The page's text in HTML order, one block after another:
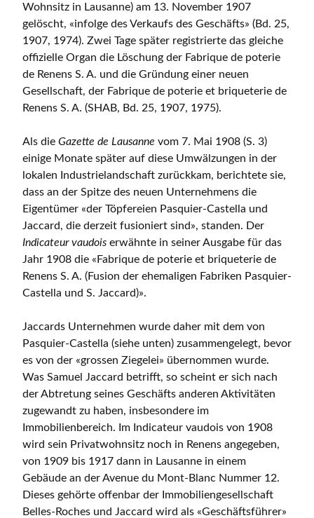
Wohnsitz in Lausanne) am 13. November 1907
gelöscht, «infolge des Verkaufs des Geschäfts» (Bd. 25,
1907, 1974). Zwei Tage später registrierte das gleiche
offizielle Organ die Löschung der Fabrique de poterie
de Renens S. A. und die Gründung einer neuen
Gesellschaft, der Fabrique de poterie et briqueterie de
Renens S. A. (SHAB, Bd. 25, 1907, 1975).
Als die Gazette de Lausanne vom 7. Mai 1908 (S. 3)
einige Monate später auf diese Umwälzungen in der
lokalen Industrielandschaft zurückkam, berichtete sie,
dass an der Spitze des neuen Unternehmens die
Eigentümer «der Töpfereien Pasquier-Castella und
Jaccard, die derzeit fusioniert sind», standen. Der
Indicateur vaudois erwähnte in seiner Ausgabe für das
Jahr 1908 die «Fabrique de poterie et briqueterie de
Renens S. A. (Fusion der ehemaligen Fabriken Pasquier-
Castella und S. Jaccard)».
Jaccards Unternehmen wurde daher mit dem von
Pasquier-Castella (siehe unten) zusammengelegt, bevor
es von der «grossen Ziegelei» übernommen wurde.
Was Samuel Jaccard betrifft, so scheint er sich nach
der Abtretung seines Geschäfts anderen Aktivitäten
zugewandt zu haben, insbesondere im
Immobilienbereich. Im Indicateur vaudois von 1908
wird sein Privatwohnsitz noch in Renens angegeben,
von 1909 bis 1917 dann in Lausanne in einem
Gebäude an der Avenue du Mont-Blanc Nummer 12.
Dieses gehörte offenbar der Immobiliengesellschaft
Belles-Roches und Jaccard wird als «Geschäftsführer»